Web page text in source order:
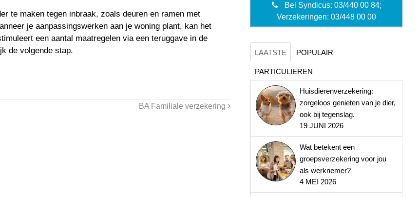
te maken tegen inbraak, zoals deuren en ramen met
je aanpassingswerken aan je woning plant, kan het
een aantal maatregelen via een teruggave in de
de volgende stap.
BA Familiale verzekering
Bel Syndicus: 03/440 00 84;
Verzekeringen: 03/448 00 00
LAATSTE POPULAIR
PARTICULIEREN
Huisdierenverzekering:
zorgeloos genieten van je dier,
ook bij tegenslag.
19 JUNI 2026
Wat betekent een
groepsverzekering voor jou
als werknemer?
4 MEI 2026